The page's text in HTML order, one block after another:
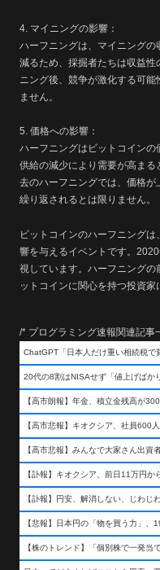
4. マイニングの影響：
ハーフニングは、マイニング
減るため、採掘者たちは収益
ニング後、競争が激化する可
ません。
5. 価格への影響：
ハーフニングはビットコインの
供給の減少により需要が高ま
去のハーフニングでは、価格
繰り返されるとは限りません。
ビットコインのハーフニング
響を与えるイベントです。
視しています。ハーフニング
ットコインに関心を持つ投資家
/* プログラミング速報関連記事
20代の8割はNISAせず「値上げばか
【高市朗報】年金、積立金残高が
【高市悲報】キオクシア、社員600
【訃報】円安、解消しない、じわじ